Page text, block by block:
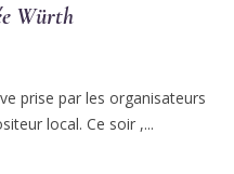
Würth
prise par les organisateurs
local. Ce soir ,...